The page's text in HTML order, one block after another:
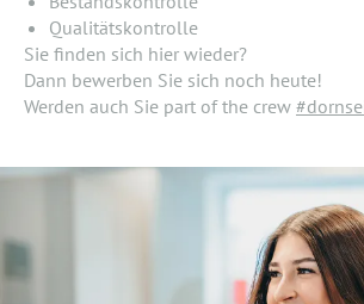
Qualitätskontrolle
Sie finden sich hier wieder?
Dann bewerben Sie sich noch heute!
Werden auch Sie part of the crew